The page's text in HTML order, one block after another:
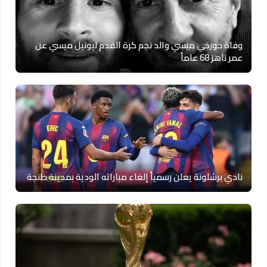
وفاة خورخي ميسي والد نجم كرة القدم ليونيل ميسي عن
عمر ناهز 68 عاماً
نادي برشلونة يعلن رسمياً إلغاء مباراته الودية بمدينة طنجة